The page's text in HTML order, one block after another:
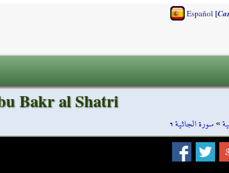
Español [
»سورة الجاثية ٦
Bakr al Shatri